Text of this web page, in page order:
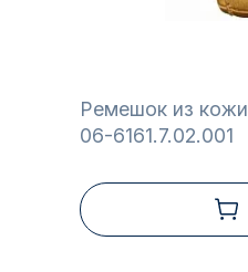
Ремешок из
06-6161.7.02.001